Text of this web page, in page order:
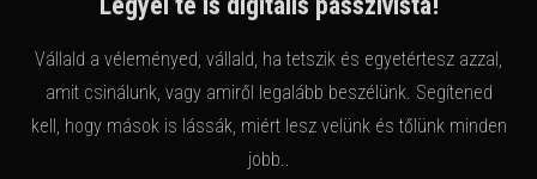
Vállald a véleményed, vállald, ha tetszik és egyetértesz azzal,
amit csinálunk, vagy amiről legalább beszélünk. Segítened
kell, hogy mások is lássák, miért lesz velünk és tőlünk minden
jobb..